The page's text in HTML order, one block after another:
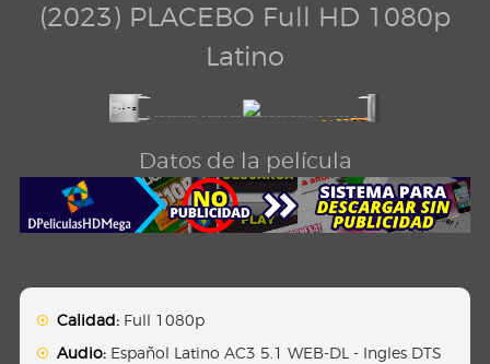
(2023) PLACEBO Full HD 1080p
Latino
Datos de la película
Calidad: Full 1080p
Audio: Español Latino AC3 5.1 WEB-DL - Ingles DTS